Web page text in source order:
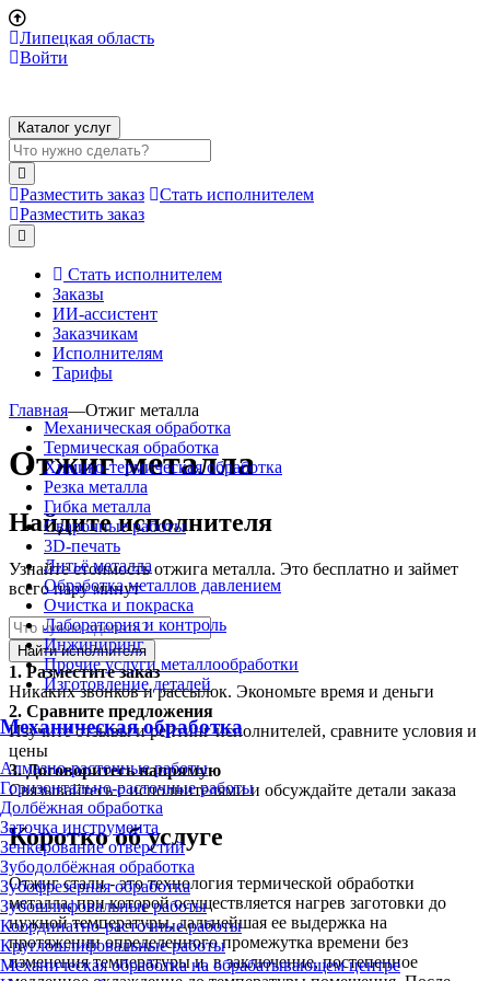
Липецкая область
Войти
Каталог услуг
Разместить заказ
Стать исполнителем
Разместить заказ
Стать исполнителем
Заказы
ИИ-ассистент
Заказчикам
Исполнителям
Тарифы
Механическая обработка
Термическая обработка
Химико-термическая обработка
Резка металла
Гибка металла
Сварочные работы
3D-печать
Литьё металла
Обработка металлов давлением
Очистка и покраска
Лаборатория и контроль
Инжиниринг
Прочие услуги металлообработки
Изготовление деталей
Механическая обработка
Алмазно-расточные работы
Горизонтально-расточные работы
Долбёжная обработка
Заточка инструмента
Зенкерование отверстий
Зубодолбёжная обработка
Зубофрезерная обработка
Зубошлифовальные работы
Координатно-расточные работы
Круглошлифовальные работы
Механическая обработка на обрабатывающем центре
Главная—Отжиг металла
Отжиг металла
Найдите исполнителя
Узнайте стоимость отжига металла. Это бесплатно и займет
всего пару минут
Найти исполнителя
1. Разместите заказ
Никаких звонков и рассылок. Экономьте время и деньги
2. Сравните предложения
Изучите отзывы и рейтинг исполнителей, сравните условия и
цены
3.Договоритесь напрямую
Связывайтесь с исполнителями и обсуждайте детали заказа
Коротко об услуге
Отжиг стали - это технология термической обработки
металла, при которой осуществляется нагрев заготовки до
нужной температуры, дальнейшая ее выдержка на
протяжении определенного промежутка времени без
изменения температуры и, в заключение, постепенное